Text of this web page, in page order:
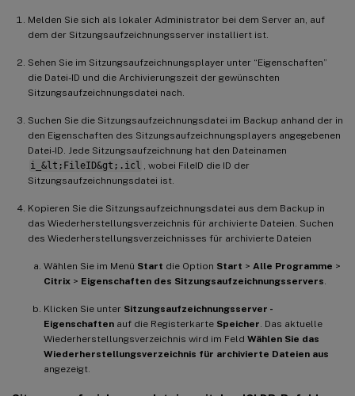
Melden Sie sich als lokaler Administrator bei dem Server an, auf
dem der Sitzungsaufzeichnungsserver installiert ist.
Sehen Sie im Sitzungsaufzeichnungsplayer unter “Eigenschaften”
die Datei-ID und die Archivierungszeit der gewünschten
Sitzungsaufzeichnungsdatei nach.
Suchen Sie die Sitzungsaufzeichnungsdatei im Backup anhand der in
den Eigenschaften des Sitzungsaufzeichnungsplayers angegebenen
Datei-ID. Jede Sitzungsaufzeichnung hat den Dateinamen
i_&lt;FileID&gt;.icl
, wobei FileID die ID der
Sitzungsaufzeichnungsdatei ist.
Kopieren Sie die Sitzungsaufzeichnungsdatei aus dem Backup in
das Wiederherstellungsverzeichnis für archivierte Dateien. Suchen
des Wiederherstellungsverzeichnisses für archivierte Dateien
Wählen Sie im Menü Start die Option Start > Alle Programme >
Citrix > Eigenschaften des Sitzungsaufzeichnungsservers
Klicken Sie unter Sitzungsaufzeichnungsserver -
Eigenschaften auf die Registerkarte Speicher . Das aktuelle
Wiederherstellungsverzeichnis wird im Feld Wählen Sie das
Wiederherstellungsverzeichnis für archivierte Dateien aus
angezeigt.